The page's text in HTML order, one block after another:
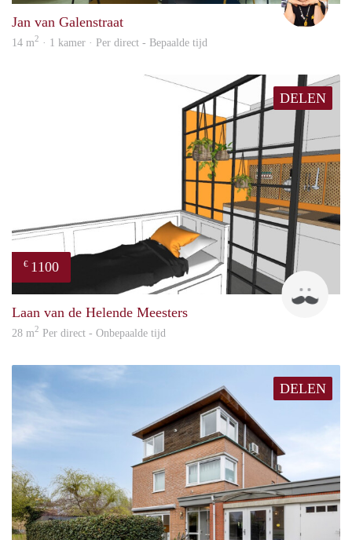
Jan van Galenstraat
14 m2 · 1 kamer · Per direct - Bepaalde tijd
DELEN
€ 1100
Laan van de Helende Meesters
28 m2 Per direct - Onbepaalde tijd
DELEN